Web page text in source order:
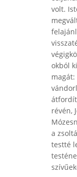
volt.
okból
révén,
a
testté